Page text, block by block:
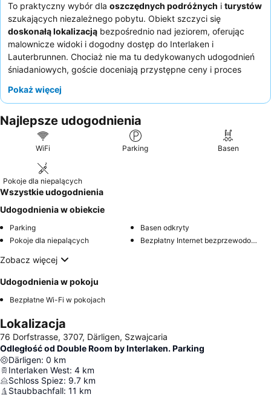
To praktyczny wybór dla oszczędnych podróżnych i turystów
szukających niezależnego pobytu. Obiekt szczyci się
doskonałą lokalizacją bezpośrednio nad jeziorem, oferując
malownicze widoki i dogodny dostęp do Interlaken i
Lauterbrunnen. Chociaż nie ma tu dedykowanych udogodnień
śniadaniowych, goście doceniają przystępne ceny i proces
sporadyczną pomoc ze strony poszczególnych członków
zapewnić sobie większy komfort, warto zabrać ze sobą własny
wentylator lub przenośny klimatyzator w cieplejszych
miesiącach.
Pokaż więcej
Najlepsze udogodnienia
WiFi Parking Basen
Pokoje dla niepalących
Wszystkie udogodnienia
Udogodnienia w obiekcie
Parking
Basen odkryty
Pokoje dla niepalących
Bezpłatny Internet bezprzewodowy w miejscach publicznych
Zobacz więcej
Udogodnienia w pokoju
Bezpłatne Wi-Fi w pokojach
Lokalizacja
76 Dorfstrasse, 3707, Därligen, Szwajcaria
Odległość od Double Room by Interlaken. Parking
Därligen: 0 km
Interlaken West: 4 km
Schloss Spiez: 9.7 km
Staubbachfall: 11 km